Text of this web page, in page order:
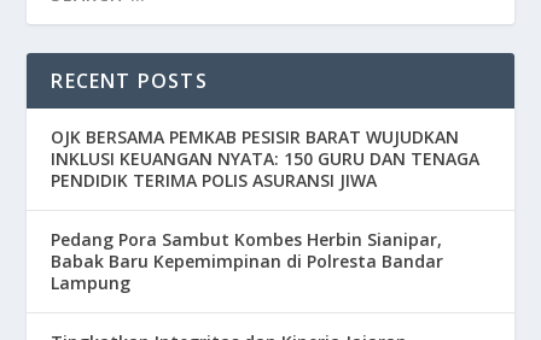
RECENT POSTS
OJK BERSAMA PEMKAB PESISIR BARAT WUJUDKAN
INKLUSI KEUANGAN NYATA: 150 GURU DAN TENAGA
PENDIDIK TERIMA POLIS ASURANSI JIWA
Pedang Pora Sambut Kombes Herbin Sianipar,
Babak Baru Kepemimpinan di Polresta Bandar
Lampung